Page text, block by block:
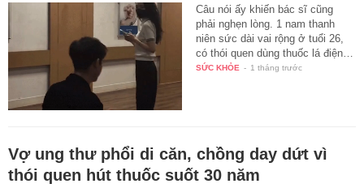
Câu nói ấy khiến bác sĩ cũng
phải nghẹn lòng. 1 nam thanh
niên sức dài vai rộng ở tuổi 26,
có thói quen dùng thuốc lá điện…
SỨC KHỎE - 1 tháng trước
Vợ ung thư phổi di căn, chồng day dứt vì
thói quen hút thuốc suốt 30 năm